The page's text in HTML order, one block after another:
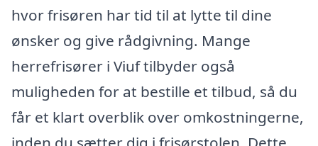
hvor frisøren har tid til at lytte til dine
ønsker og give rådgivning. Mange
herrefrisører i Viuf tilbyder også
muligheden for at bestille et tilbud, så du
får et klart overblik over omkostningerne,